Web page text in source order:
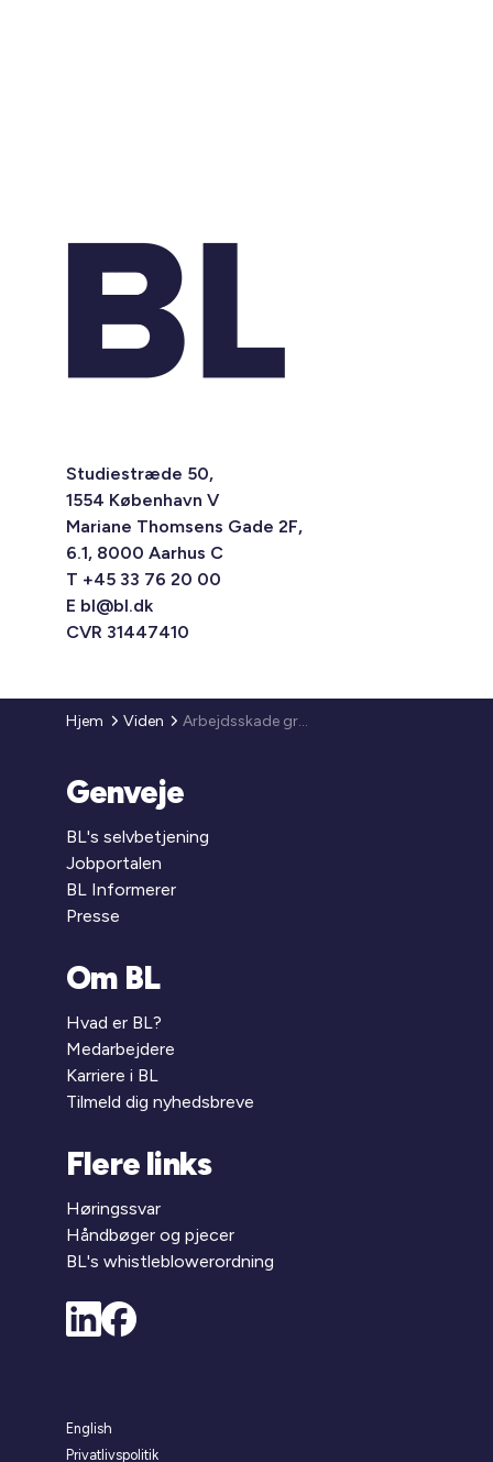
Studiestræde 50,
1554 København V
Mariane Thomsens Gade 2F,
6.1, 8000 Aarhus C
T +45 33 76 20 00
E bl@bl.dk
CVR 31447410
Hjem Viden Arbejdsskade grundet hudkræft og arbejdsgiveransvar
Genveje
BL's selvbetjening
Jobportalen
BL Informerer
Presse
Om BL
Hvad er BL?
Medarbejdere
Karriere i BL
Tilmeld dig nyhedsbreve
Flere links
Høringssvar
Håndbøger og pjecer
BL's whistleblowerordning
English
Privatlivspolitik